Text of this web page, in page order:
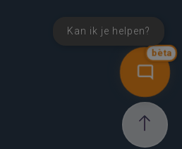
bèta
Kan ik je helpen?